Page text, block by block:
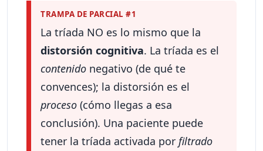
TRAMPA DE PARCIAL #1
La tríada NO es lo mismo que la
distorsión cognitiva. La tríada es el
contenido negativo (de qué te
convences); la distorsión es el
proceso (cómo llegas a esa
conclusión). Una paciente puede
tener la tríada activada por filtrado